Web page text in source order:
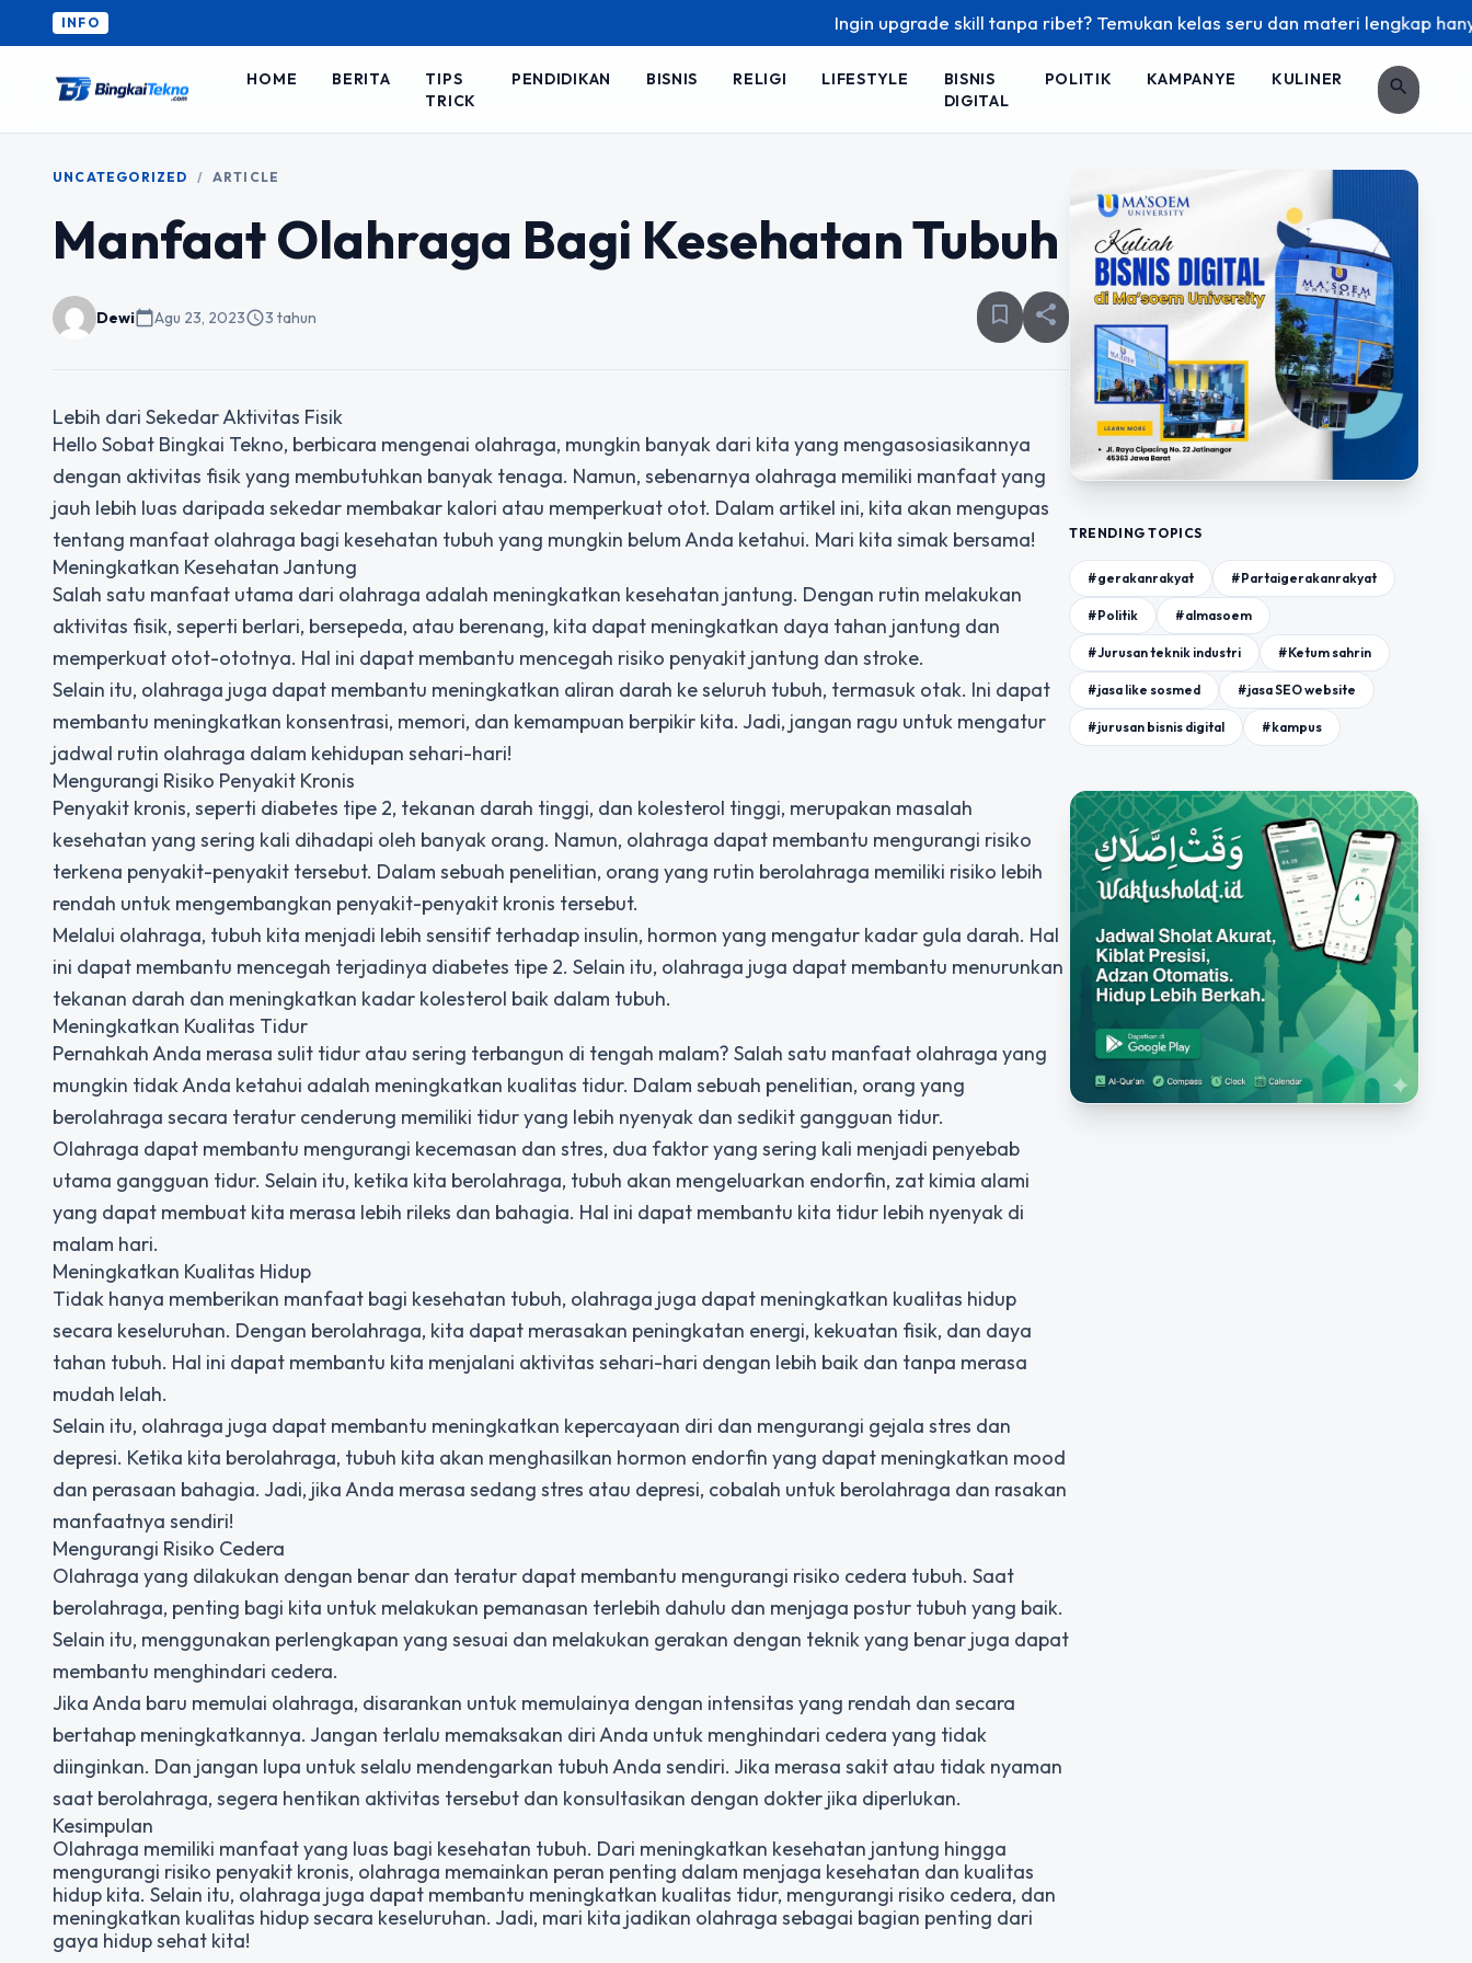
INFO Ingin upgrade skill tanpa ribet? Temukan kelas seru dan materi lengkap hanya di
HOME BERITA
TIPS
TRICK
PENDIDIKAN BISNIS RELIGI LIFESTYLE
BISNIS
DIGITAL
POLITIK KAMPANYE KULINER search
UNCATEGORIZED / ARTICLE
Manfaat Olahraga Bagi Kesehatan Tubuh
Dewicalendar_todayAgu 23, 2023schedule3 tahun bookmark_border share
Lebih dari Sekedar Aktivitas Fisik
Hello Sobat Bingkai Tekno, berbicara mengenai olahraga, mungkin banyak dari kita yang mengasosiasikannya
dengan aktivitas fisik yang membutuhkan banyak tenaga. Namun, sebenarnya olahraga memiliki manfaat yang
jauh lebih luas daripada sekedar membakar kalori atau memperkuat otot. Dalam artikel ini, kita akan mengupas
tentang manfaat olahraga bagi kesehatan tubuh yang mungkin belum Anda ketahui. Mari kita simak bersama!
Meningkatkan Kesehatan Jantung
Salah satu manfaat utama dari olahraga adalah meningkatkan kesehatan jantung. Dengan rutin melakukan
aktivitas fisik, seperti berlari, bersepeda, atau berenang, kita dapat meningkatkan daya tahan jantung dan
memperkuat otot-ototnya. Hal ini dapat membantu mencegah risiko penyakit jantung dan stroke.
Selain itu, olahraga juga dapat membantu meningkatkan aliran darah ke seluruh tubuh, termasuk otak. Ini dapat
membantu meningkatkan konsentrasi, memori, dan kemampuan berpikir kita. Jadi, jangan ragu untuk mengatur
jadwal rutin olahraga dalam kehidupan sehari-hari!
Mengurangi Risiko Penyakit Kronis
Penyakit kronis, seperti diabetes tipe 2, tekanan darah tinggi, dan kolesterol tinggi, merupakan masalah
kesehatan yang sering kali dihadapi oleh banyak orang. Namun, olahraga dapat membantu mengurangi risiko
terkena penyakit-penyakit tersebut. Dalam sebuah penelitian, orang yang rutin berolahraga memiliki risiko lebih
rendah untuk mengembangkan penyakit-penyakit kronis tersebut.
Melalui olahraga, tubuh kita menjadi lebih sensitif terhadap insulin, hormon yang mengatur kadar gula darah. Hal
ini dapat membantu mencegah terjadinya diabetes tipe 2. Selain itu, olahraga juga dapat membantu menurunkan
tekanan darah dan meningkatkan kadar kolesterol baik dalam tubuh.
Meningkatkan Kualitas Tidur
Pernahkah Anda merasa sulit tidur atau sering terbangun di tengah malam? Salah satu manfaat olahraga yang
mungkin tidak Anda ketahui adalah meningkatkan kualitas tidur. Dalam sebuah penelitian, orang yang
berolahraga secara teratur cenderung memiliki tidur yang lebih nyenyak dan sedikit gangguan tidur.
Olahraga dapat membantu mengurangi kecemasan dan stres, dua faktor yang sering kali menjadi penyebab
utama gangguan tidur. Selain itu, ketika kita berolahraga, tubuh akan mengeluarkan endorfin, zat kimia alami
yang dapat membuat kita merasa lebih rileks dan bahagia. Hal ini dapat membantu kita tidur lebih nyenyak di
malam hari.
Meningkatkan Kualitas Hidup
Tidak hanya memberikan manfaat bagi kesehatan tubuh, olahraga juga dapat meningkatkan kualitas hidup
secara keseluruhan. Dengan berolahraga, kita dapat merasakan peningkatan energi, kekuatan fisik, dan daya
tahan tubuh. Hal ini dapat membantu kita menjalani aktivitas sehari-hari dengan lebih baik dan tanpa merasa
mudah lelah.
Selain itu, olahraga juga dapat membantu meningkatkan kepercayaan diri dan mengurangi gejala stres dan
depresi. Ketika kita berolahraga, tubuh kita akan menghasilkan hormon endorfin yang dapat meningkatkan mood
dan perasaan bahagia. Jadi, jika Anda merasa sedang stres atau depresi, cobalah untuk berolahraga dan rasakan
manfaatnya sendiri!
Mengurangi Risiko Cedera
Olahraga yang dilakukan dengan benar dan teratur dapat membantu mengurangi risiko cedera tubuh. Saat
berolahraga, penting bagi kita untuk melakukan pemanasan terlebih dahulu dan menjaga postur tubuh yang baik.
Selain itu, menggunakan perlengkapan yang sesuai dan melakukan gerakan dengan teknik yang benar juga dapat
membantu menghindari cedera.
Jika Anda baru memulai olahraga, disarankan untuk memulainya dengan intensitas yang rendah dan secara
bertahap meningkatkannya. Jangan terlalu memaksakan diri Anda untuk menghindari cedera yang tidak
diinginkan. Dan jangan lupa untuk selalu mendengarkan tubuh Anda sendiri. Jika merasa sakit atau tidak nyaman
saat berolahraga, segera hentikan aktivitas tersebut dan konsultasikan dengan dokter jika diperlukan.
Kesimpulan
Olahraga memiliki manfaat yang luas bagi kesehatan tubuh. Dari meningkatkan kesehatan jantung hingga
mengurangi risiko penyakit kronis, olahraga memainkan peran penting dalam menjaga kesehatan dan kualitas
hidup kita. Selain itu, olahraga juga dapat membantu meningkatkan kualitas tidur, mengurangi risiko cedera, dan
meningkatkan kualitas hidup secara keseluruhan. Jadi, mari kita jadikan olahraga sebagai bagian penting dari
gaya hidup sehat kita!
TRENDING TOPICS
#gerakanrakyat #Partaigerakanrakyat
#Politik #almasoem
#Jurusan teknik industri #Ketum sahrin
#jasa like sosmed #jasa SEO website
#jurusan bisnis digital #kampus